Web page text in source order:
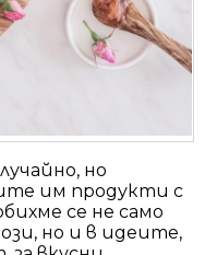
но
им продукти с
се не само
но и в идеите,